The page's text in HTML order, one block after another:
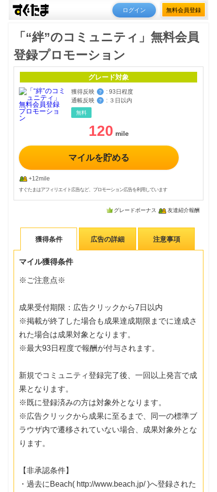
ログイン 無料会員登録
「“絆”のコミュニティ」無料会員
登録プロモーション
グレード対象
獲得反映 ？ : 93日程度
通帳反映
？ : ３日以内
無料
120
マイルを貯める
+12mile
すぐたまはアフィリエイト広告など、プロモーション広告を利用しています
グレードボーナス 友達紹介報酬
獲得条件 広告の詳細 注意事項
マイル獲得条件
※ご注意点※
成果受付期限：広告クリックから7日以内
※掲載が終了した場合も成果達成期限までに達成さ
れた場合は成果対象となります。
※最大93日程度で報酬が付与されます。
新規でコミュニティ登録完了後、一回以上発言で成
果となります。
※既に登録済みの方は対象外となります。
※広告クリックから成果に至るまで、同一の標準ブ
ラウザ内で遷移されていない場合、成果対象外とな
ります。
【非承認条件】
・過去にBeach( http://www.beach.jp/ )へ登録された